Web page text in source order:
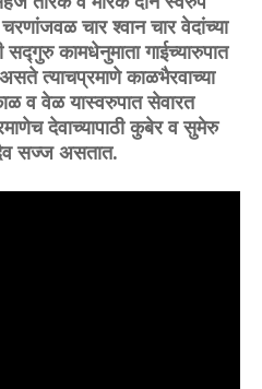
चार श्वान चार वेदांच्या
सद्गुरु कामधेनुमाता गाईच्यारुपात
त्याचप्रमाणे काळभैरवाच्या
व वेळ यास्वरुपात सेवारत
देवाच्यापाठी कुबेर व सुमेरु
सज्ज असतात.